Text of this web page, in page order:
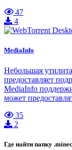
47
4
MediaInfo
Небольшая
предоставляет
MediaInfo
может
35
2
Где найти папку